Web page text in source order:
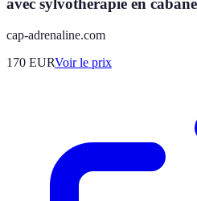
avec sylvothérapie en cabane
cap-adrenaline.com
170 EURVoir le prix